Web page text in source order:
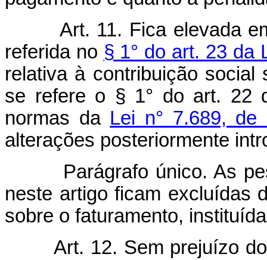
Art. 11. Fica elevada
referida no § 1° do art. 23 da
relativa à contribuição
se refere o § 1° do art. 22
normas da Lei n° 7.689,
alterações posteriormente
Parágrafo único. As
neste artigo ficam excluídas
sobre o faturamento,
Art. 12. Sem prejuízo